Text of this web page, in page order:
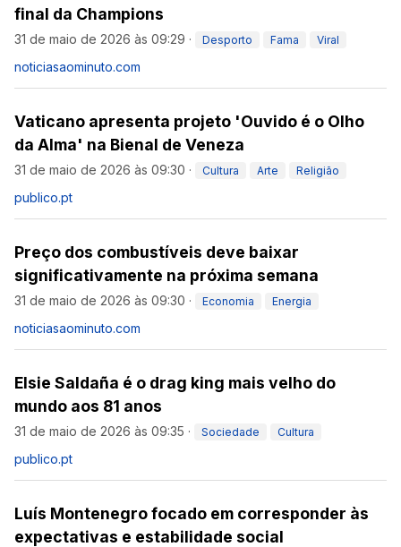
final da Champions
31 de maio de 2026 às 09:29 · Desporto Fama Viral
noticiasaominuto.com
Vaticano apresenta projeto 'Ouvido é o Olho
da Alma' na Bienal de Veneza
31 de maio de 2026 às 09:30 · Cultura Arte Religião
publico.pt
Preço dos combustíveis deve baixar
significativamente na próxima semana
31 de maio de 2026 às 09:30 · Economia Energia
noticiasaominuto.com
Elsie Saldaña é o drag king mais velho do
mundo aos 81 anos
31 de maio de 2026 às 09:35 · Sociedade Cultura
publico.pt
Luís Montenegro focado em corresponder às
expectativas e estabilidade social